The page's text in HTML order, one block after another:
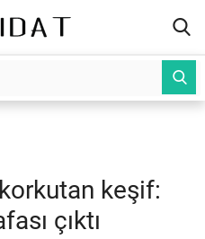
Ol
keşif:
çıktı